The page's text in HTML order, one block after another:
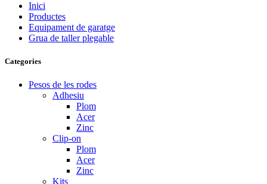
Inici
Productes
Equipament de garatge
Grua de taller plegable
Categories
Pesos de les rodes
Adhesiu
Plom
Acer
Zinc
Clip-on
Plom
Acer
Zinc
Kits